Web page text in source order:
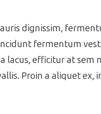
dignissim,
fermentum
efficitur at sem
Proin a aliquet ex,